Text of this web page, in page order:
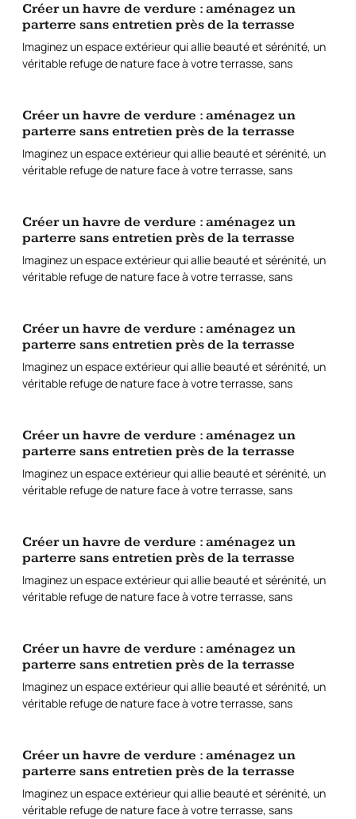
Créer un havre de verdure : aménagez un
parterre sans entretien près de la terrasse
Imaginez un espace extérieur qui allie beauté et sérénité, un
véritable refuge de nature face à votre terrasse, sans
Créer un havre de verdure : aménagez un
parterre sans entretien près de la terrasse
Imaginez un espace extérieur qui allie beauté et sérénité, un
véritable refuge de nature face à votre terrasse, sans
Créer un havre de verdure : aménagez un
parterre sans entretien près de la terrasse
Imaginez un espace extérieur qui allie beauté et sérénité, un
véritable refuge de nature face à votre terrasse, sans
Créer un havre de verdure : aménagez un
parterre sans entretien près de la terrasse
Imaginez un espace extérieur qui allie beauté et sérénité, un
véritable refuge de nature face à votre terrasse, sans
Créer un havre de verdure : aménagez un
parterre sans entretien près de la terrasse
Imaginez un espace extérieur qui allie beauté et sérénité, un
véritable refuge de nature face à votre terrasse, sans
Créer un havre de verdure : aménagez un
parterre sans entretien près de la terrasse
Imaginez un espace extérieur qui allie beauté et sérénité, un
véritable refuge de nature face à votre terrasse, sans
Créer un havre de verdure : aménagez un
parterre sans entretien près de la terrasse
Imaginez un espace extérieur qui allie beauté et sérénité, un
véritable refuge de nature face à votre terrasse, sans
Créer un havre de verdure : aménagez un
parterre sans entretien près de la terrasse
Imaginez un espace extérieur qui allie beauté et sérénité, un
véritable refuge de nature face à votre terrasse, sans